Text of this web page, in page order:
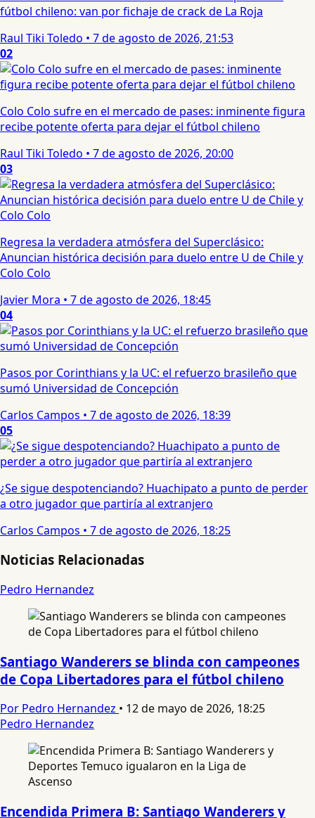
fútbol chileno: van por fichaje de crack de La Roja
Raul Tiki Toledo • 7 de agosto de 2026, 21:53
02
Colo Colo sufre en el mercado de pases: inminente figura
recibe potente oferta para dejar el fútbol chileno
Raul Tiki Toledo • 7 de agosto de 2026, 20:00
03
Regresa la verdadera atmósfera del Superclásico:
Anuncian histórica decisión para duelo entre U de Chile y
Colo Colo
Javier Mora • 7 de agosto de 2026, 18:45
04
Pasos por Corinthians y la UC: el refuerzo brasileño que
sumó Universidad de Concepción
Carlos Campos • 7 de agosto de 2026, 18:39
05
¿Se sigue despotenciando? Huachipato a punto de perder
a otro jugador que partiría al extranjero
Carlos Campos • 7 de agosto de 2026, 18:25
Noticias Relacionadas
Pedro Hernandez
Santiago Wanderers se blinda con campeones
de Copa Libertadores para el fútbol chileno
Por Pedro Hernandez • 12 de mayo de 2026, 18:25
Pedro Hernandez
Encendida Primera B: Santiago Wanderers y